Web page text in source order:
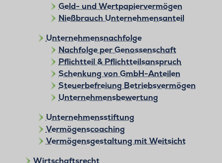
Geld- und Wertpapiervermögen
Nießbrauch Unternehmensanteil
Unternehmensnachfolge
Nachfolge per Genossenschaft
Pflichtteil & Pflichtteilsanspruch
Schenkung von GmbH-Anteilen
Steuerbefreiung Betriebsvermögen
Unternehmensbewertung
Unternehmensstiftung
Vermögenscoaching
Vermögensgestaltung mit Weitsicht
Wirtschaftsrecht